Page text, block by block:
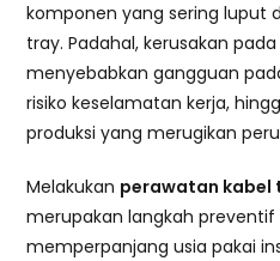
komponen yang sering luput
tray. Padahal, kerusakan
menyebabkan gangguan
risiko keselamatan kerja,
produksi yang merugikan
Melakukan perawatan kabel
merupakan langkah
memperpanjang usia pakai